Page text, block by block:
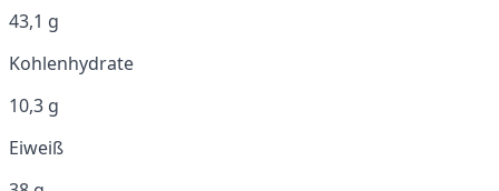
43,1 g
Kohlenhydrate
10,3 g
Eiweiß